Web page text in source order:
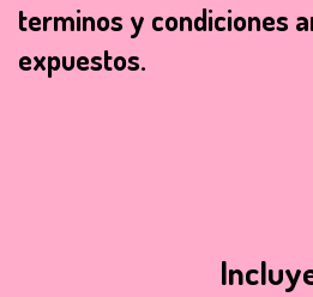
terminos y condiciones
expuestos.